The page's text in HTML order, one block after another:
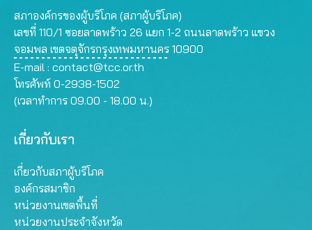
สภาองค์กรของผู้บริโภค (สภาผู้บริโภค)
เลขที่ 110/1 ซอยลาดพร้าว 26 แยก 1-2 ถนนลาดพร้าว แขวง
จอมพล เขตจตุจักรกรุงเทพมหานคร 10900
E-mail : contact@tcc.or.th
โทรศัพท์ 0-2938-1502
(เวลาทำการ 09.00 - 18.00 น.)
เกี่ยวกับเรา
เกี่ยวกับสภาผู้บริโภค
องค์กรสมาชิก
หน่วยงานเขตพื้นที่
หน่วยงานประจำจังหวัด